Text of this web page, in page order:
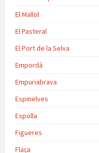
El Mallol
El Pasteral
El Port de la Selva
Empordà
Empuriabrava
Espinelves
Espolla
Figueres
Flaça